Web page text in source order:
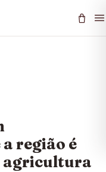
região é
agricultura